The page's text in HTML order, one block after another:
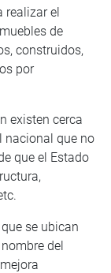
realizar el
de
construidos,
por
existen cerca
nacional que no
que el Estado
se ubican
del